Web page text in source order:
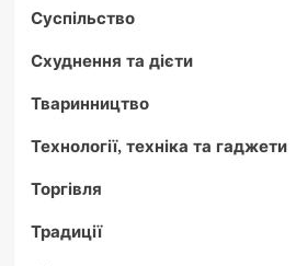
Суспільство
Схуднення та дієти
Тваринництво
Технології, техніка та гаджети
Торгівля
Традиції